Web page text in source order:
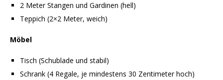
2 Meter Stangen und Gardinen (hell)
Teppich (2×2 Meter, weich)
Möbel
Tisch (Schublade und stabil)
Schrank (4 Regale, je mindestens 30 Zentimeter hoch)